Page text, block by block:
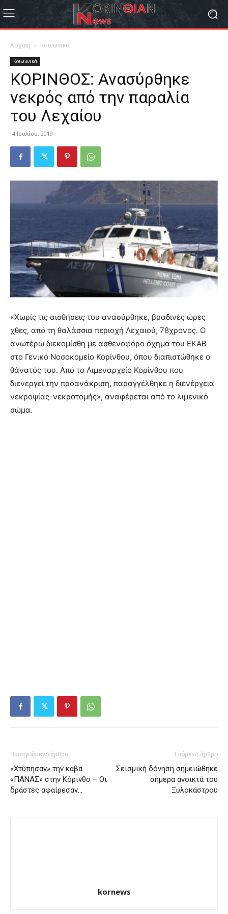
Αρχική Κοινωνικά
Κοινωνικά
ΚΟΡΙΝΘΟΣ: Ανασύρθηκε
νεκρός από την παραλία
του Λεχαίου
4 Ιουλίου, 2019
«Χωρίς τις αισθήσεις του ανασύρθηκε, βραδινές ώρες
χθες, από τη θαλάσσια περιοχή Λεχαιού, 78χρονος. Ο
ανωτέρω διεκομίσθη με ασθενοφόρο όχημα του ΕΚΑΒ
στο Γενικό Νοσοκομείο Κορίνθου, όπου διαπιστώθηκε ο
θάνατός του. Από το Λιμεναρχείο Κορίνθου που
διενεργεί την προανάκριση, παραγγέλθηκε η διενέργεια
νεκροψίας-νεκροτομής», αναφέρεται από το λιμενικό
σώμα.
Προηγούμενο άρθρο
«Χτύπησαν» την κάβα
«ΠΑΝΑΣ» στην Κόρινθο – Οι
δράστες αφαίρεσαν…
Επόμενο άρθρο
Σεισμική δόνηση σημειώθηκε
σήμερα ανοικτά του
Ξυλοκάστρου
kornews